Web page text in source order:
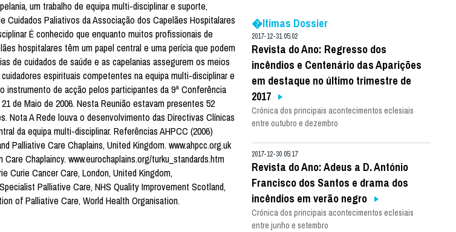
um trabalho de equipa multi-disciplinar e suporte,
Paliativos da Associação dos Capelães Hospitalares
É conhecido que enquanto muitos profissionais de
hospitalares têm um papel central e uma perícia que podem
de cuidados de saúde e as capelanias assegurem os meios
espirituais competentes na equipa multi-disciplinar e
de acção pelos participantes da 9ª Conferência
de Maio de 2006. Nesta Reunião estavam presentes 52
Nota A Rede louva o desenvolvimento das Directivas Clínicas
da equipa multi-disciplinar. Referências AHPCC (2006)
Palliative Care Chaplains, United Kingdom. www.ahpcc.org.uk
Chaplaincy. www.eurochaplains.org/turku_standards.htm
Curie Cancer Care, London, United Kingdom,
Palliative Care, NHS Quality Improvement Scotland,
of Palliative Care, World Health Organisation.
�ltimas Dossier
2017-12-31 05:02
Revista do Ano: Regresso dos
incêndios e Centenário das Aparições
em destaque no último trimestre de
2017
Crónica dos principais acontecimentos eclesiais
entre outubro e dezembro
2017-12-30 05:17
Revista do Ano: Adeus a D. António
Francisco dos Santos e drama dos
incêndios em verão negro
Crónica dos principais acontecimentos eclesiais
entre junho e setembro